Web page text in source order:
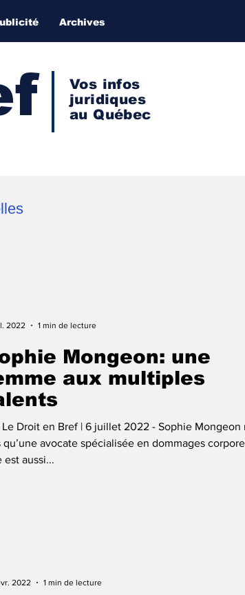
Archives
Vos infos
juridiques
au Québec
Mongeon: une
aux multiples
Le Droit en Bref | 6 juillet 2022 - Sophie Mongeon
qu’une avocate spécialisée en dommages
est aussi...
2022 1 min de lecture
2022 1 min de lecture